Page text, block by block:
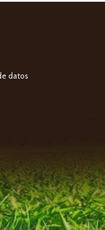
datos